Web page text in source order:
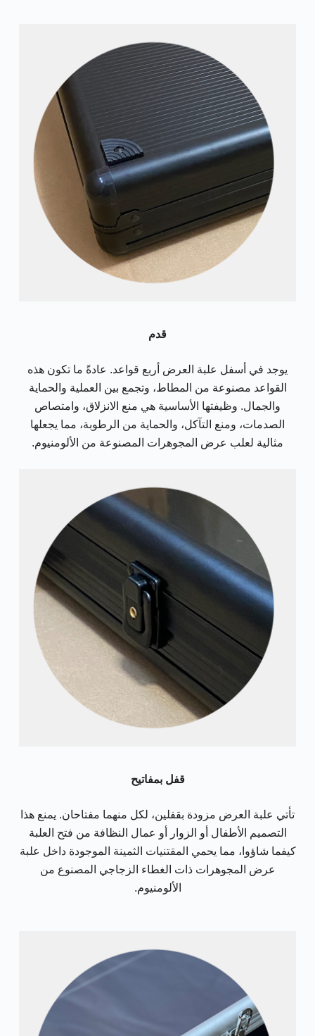
قدم
يوجد في أسفل علبة العرض أربع قواعد. عادةً ما تكون هذه
القواعد مصنوعة من المطاط، وتجمع بين العملية والحماية
والجمال. وظيفتها الأساسية هي منع الانزلاق، وامتصاص
الصدمات، ومنع التآكل، والحماية من الرطوبة، مما يجعلها
مثالية لعلب عرض المجوهرات المصنوعة من الألومنيوم.
قفل بمفاتيح
تأتي علبة العرض مزودة بقفلين، لكل منهما مفتاحان. يمنع هذا
التصميم الأطفال أو الزوار أو عمال النظافة من فتح العلبة
كيفما شاؤوا، مما يحمي المقتنيات الثمينة الموجودة داخل علبة
عرض المجوهرات ذات الغطاء الزجاجي المصنوع من
الألومنيوم.